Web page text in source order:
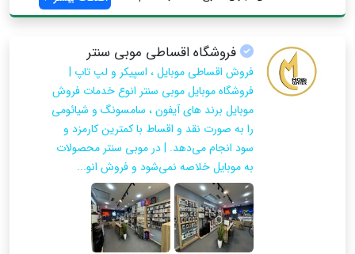
فروشگاه اقساطی موبی سنتر
فروش اقساطی موبایل ، اسپیکر و لپ تاپ |
فروشگاه موبایل موبی سنتر انوع خدمات فروش
موبایل برند های آیفون ، سامسونگ و شیائومی
را به صورت نقد و اقساط با کمترین کارمزد و
سود انجام می‌دهد. | در موبی سنتر محصولات
به موبایل خلاصه نمی‌شود و فروش انو...